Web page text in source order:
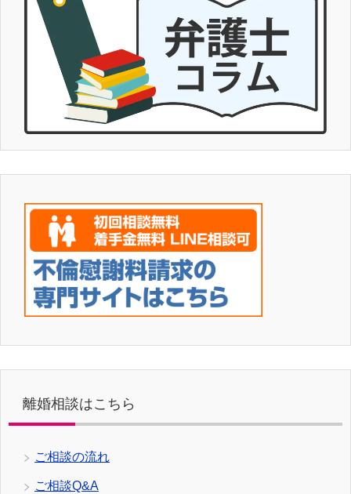
離婚相談はこちら
ご相談の流れ
ご相談Q&A